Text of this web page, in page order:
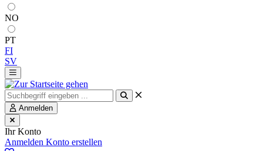
NO
PT
FI
SV
Anmelden
Ihr Konto
Anmelden Konto erstellen